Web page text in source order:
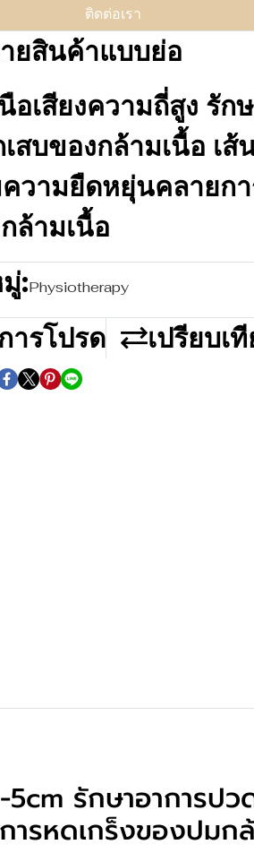
ติดต่อเรา
ยสินค้าแบบย่อ
อเสียงความถี่สูง รัก
สบของกล้ามเนื้อ เส้
วามยืดหยุ่นคลายกา
ล้ามเนื้อ
:Physiotherapy
ารโปรด
เปรียบเ
รักษาอาการปว
รหดเกร็งของปมก